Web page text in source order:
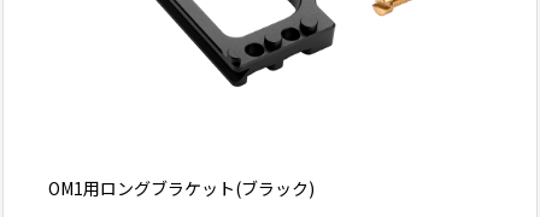
OM1用ロングブラケット(ブラック)